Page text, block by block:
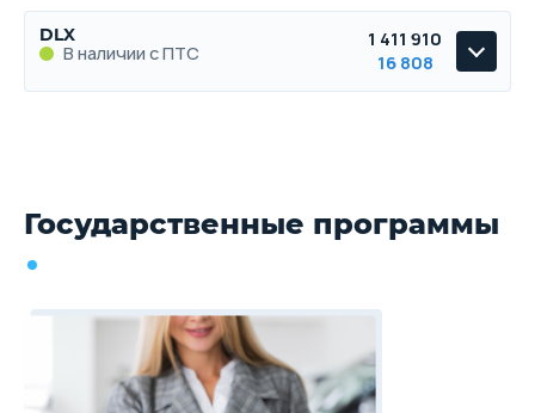
DLX
В наличии с ПТС
1 411 910
16 808
Государственные программы